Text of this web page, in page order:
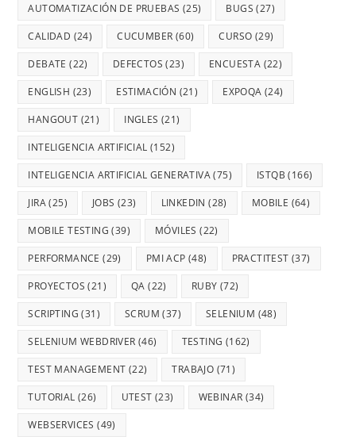
AUTOMATIZACIÓN DE PRUEBAS (25) BUGS (27)
CALIDAD (24) CUCUMBER (60) CURSO (29)
DEBATE (22) DEFECTOS (23) ENCUESTA (22)
ENGLISH (23) ESTIMACIÓN (21) EXPOQA (24)
HANGOUT (21) INGLES (21)
INTELIGENCIA ARTIFICIAL (152)
INTELIGENCIA ARTIFICIAL GENERATIVA(75) ISTQB (166)
JIRA(25) JOBS (23) LINKEDIN (28) MOBILE (64)
MOBILE TESTING (39) MÓVILES (22)
PERFORMANCE (29) PMI ACP (48) PRACTITEST (37)
PROYECTOS (21) QA (22) RUBY (72)
SCRIPTING (31) SCRUM (37) SELENIUM (48)
SELENIUM WEBDRIVER (46) TESTING (162)
TEST MANAGEMENT (22) TRABAJO (71)
TUTORIAL (26) UTEST (23) WEBINAR (34)
WEBSERVICES (49)